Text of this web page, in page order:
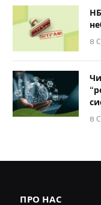
8
8
ПРО НАС